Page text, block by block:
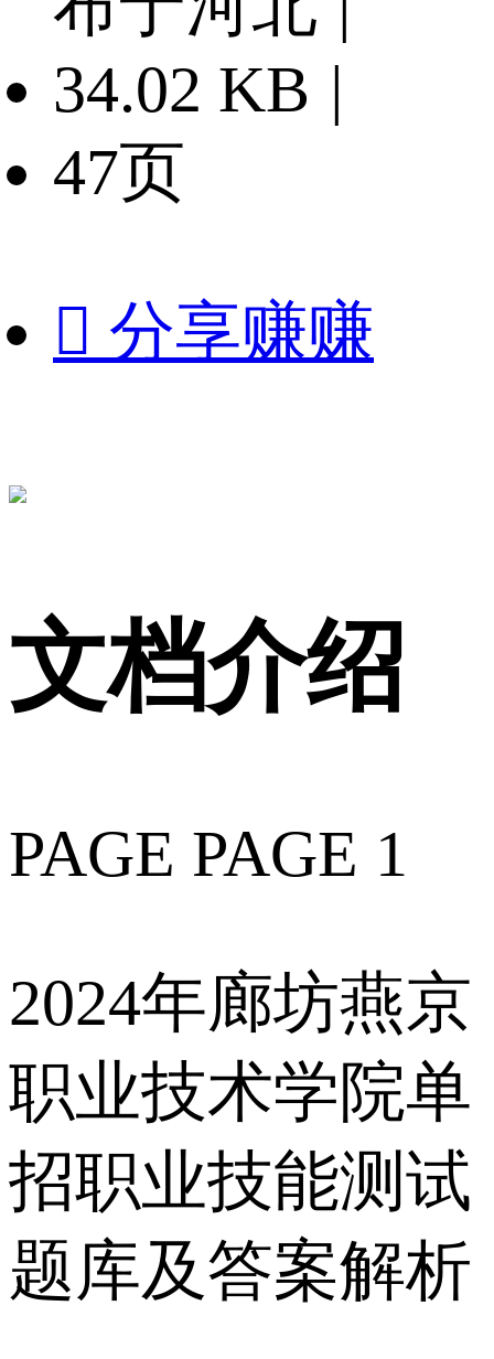
34.02 KB |
47页
 分享赚赚
文档介绍
PAGE PAGE 1
2024年廊坊燕京
职业技术学院单
招职业技能测试
题库及答案解析